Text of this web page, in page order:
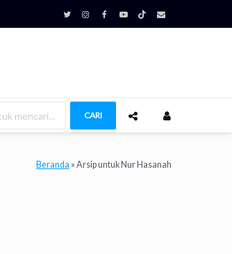
CARI
Beranda » Arsip untuk Nur Hasanah